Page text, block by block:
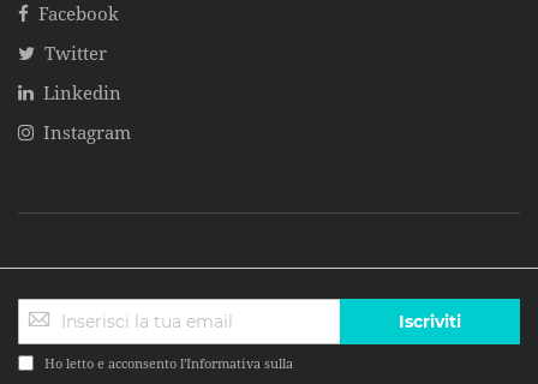
Facebook
Twitter
Linkedin
Instagram
Ho letto e acconsento l'Informativa sulla
Iscriviti